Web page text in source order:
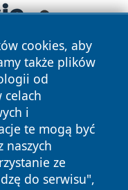
cookies, aby
także plików
od
celach
i
te mogą być
naszych
ze
do serwisu",
prawa zastrzeżone.